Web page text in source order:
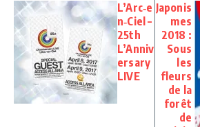
L’Arc‑e
n‑Ciel –
25th
L’Anniv
ersary
LIVE
Japonis
mes
2018 :
Sous
les
fleurs
de la
forêt
de